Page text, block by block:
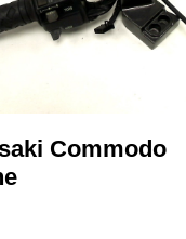
Commodo